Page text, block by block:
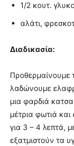
1/2 κουτ.
αλάτι,
Διαδικασία:
Προθερμαίνουμε
λαδώνουμε
μια φαρδιά
μέτρια φωτιά
για 3 – 4 λεπτά,
εξατμιστούν τα